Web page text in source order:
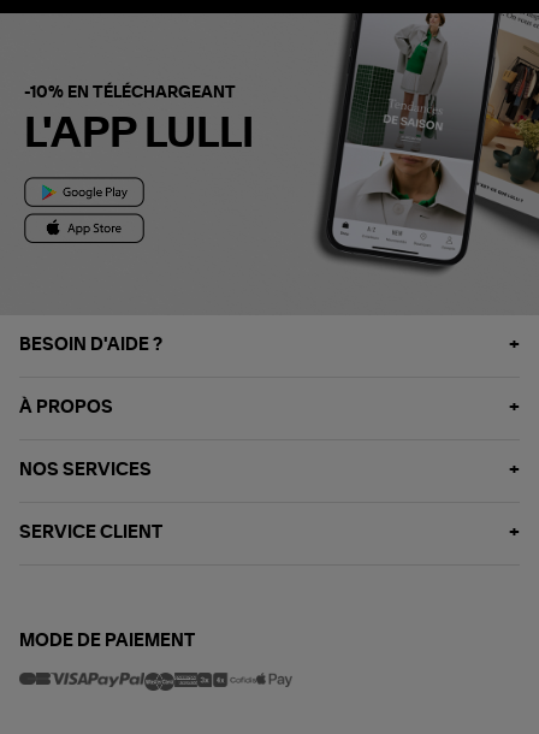
-10% EN TÉLÉCHARGEANT
L'APP LULLI
BESOIN D'AIDE ?
À PROPOS
NOS SERVICES
SERVICE CLIENT
MODE DE PAIEMENT